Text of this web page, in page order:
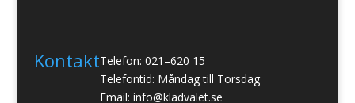
KontaktTelefon: 021–620 15
Telefontid: Måndag till Torsdag
Email: info@kladvalet.se